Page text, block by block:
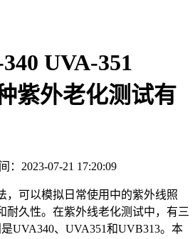
UVA-351
紫外老化测试有
：2023-07-21 17:20:09
，可以模拟日常使用中的紫外线照
耐久性。在紫外线老化测试中，有三
UVA340、UVA351和UVB313。本